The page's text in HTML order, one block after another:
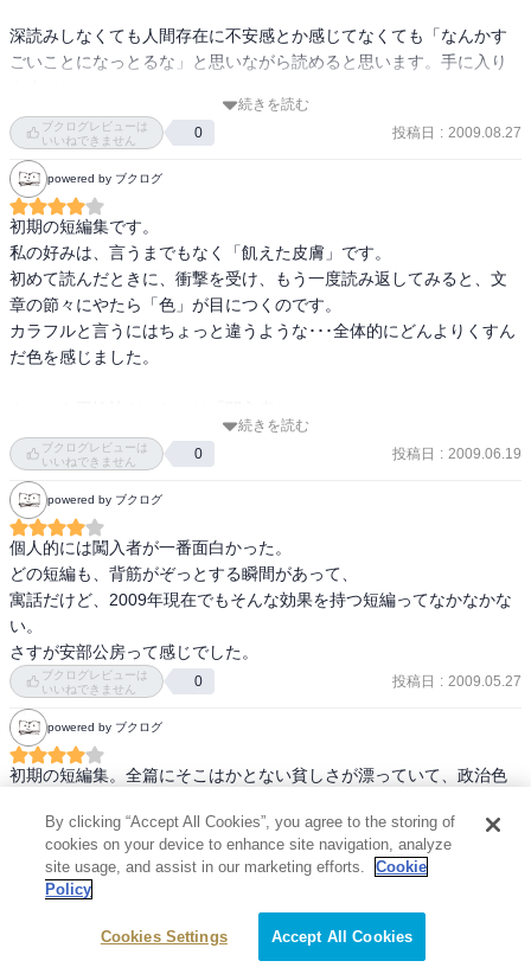
深読みしなくても人間存在に不安感とか感じてなくても「なんかす
ごいことになっとるな」と思いながら読めると思います。手に入り
続きを読む
ブクログレビューは
いいねできません
0 投稿日 : 2009.08.27
powered by ブクログ
初期の短編集です。
私の好みは、言うまでもなく「飢えた皮膚」です。
初めて読んだときに、衝撃を受け、もう一度読み返してみると、文
章の節々にやたら「色」が目につくのです。
カラフルと言うにはちょっと違うような･･･全体的にどんよりくすん
だ色を感じました。
あまりに不愉快だったので、そこで読むのを辞めようかと思いまし
たｗ
どう考えても理不尽だし、筋が通っていないのに、「民主主義」と
「多数決の原理」という武器を持ち出して、正論のように語る。す
るとそれが自然と正論のように思われてきてしまうのです。
これとはちょっと違うかもしれませんが、小学生の時、係決めで
「新聞係」がやりたかったのに、一番最初に学級委員に推薦され、
私の意見も無視して勝手に多数決で決められてしまったことを思い
出しましたｗ
表題作である「水中都市」は突拍子もない物語なのだけれど単なる
ヘンテコ物語ではないところが安部公房。
最初はなんという気持ち悪い魚だろう･･･と思っていたのに、逮捕さ
れる時にはなんだか寂しくなってしまいました。
それにしてもこの表紙の絵は素敵ですねえ。さすが真知さんです。
続きを読む
ブクログレビューは
いいねできません
0 投稿日 : 2009.06.19
powered by ブクログ
個人的には闖入者が一番面白かった。
どの短編も、背筋がぞっとする瞬間があって、
寓話だけど、2009年現在でもそんな効果を持つ短編ってなかなかな
い。
さすが安部公房って感じでした。
ブクログレビューは
いいねできません
0 投稿日 : 2009.05.27
powered by ブクログ
初期の短編集。全篇にそこはかとない貧しさが漂っていて、政治色
ブクログレビューは
いいねできません
0 投稿日
powered by ブクログ
個人的にはかなり好きだが人に勧められるかというと微妙。
By clicking “Accept All Cookies”, you agree to the storing of
cookies on your device to enhance site navigation, analyze
site usage, and assist in our marketing efforts.
Cookie
Policy
Cookies Settings Accept All Cookies